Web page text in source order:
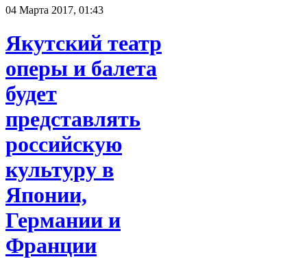
04 Марта 2017, 01:43
Якутский театр
оперы и балета
будет
представлять
российскую
культуру в
Японии,
Германии и
Франции